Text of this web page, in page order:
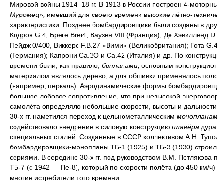
Мировой войны 1914–18 гг. В 1913 в России построен 4-
Муромец», имевший для своего времени высокие лётно-
характеристики. Позднее бомбардировщики были созданы в
Кодрон G.4, Бреге Brei4, Ваузен VIII (Франция); Де Хэвилленд
Пейдж 0/400, Виккерс F.B.27 «Вими» (Великобритания); Гота
(Германия); Капрони Са.ЗО и Са.42 (Италия) и др. По
времени были, как правило, бипланами; основным
материалом являлось дерево, а для обшивки применялось
(например, перкаль). Аэродинамические формы
большое лобовое сопротивление, что при невысокой
самолёта определяло небольшие скорости, высоты и
30-х гг. наметился переход к цельнометаллическим
содействовало внедрение в силовую конструкцию планёра
специальных сталей. Созданные в СССР коллективом А.Н.
бомбардировщики-монопланы ТБ-1 (1925) и ТБ-3 (1930)
сериями. В середине 30-х гг. под руководством В.М. Петлякова
ТБ-7 (с 1942 — Пе-8), который по скорости полёта (до 450 км/ч)
многие истребители того времени.